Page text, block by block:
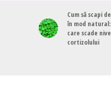
Cum să scapi
în mod
care scade
cortizolului